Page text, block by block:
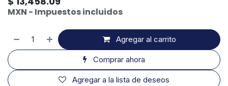
MXN - Impuestos incluidos
Agregar al carrito
Comprar ahora
Agregar a la lista de deseos